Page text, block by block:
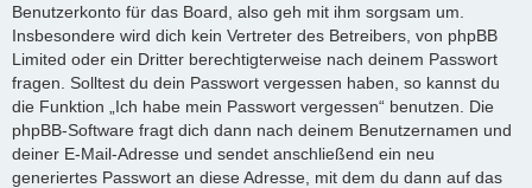
Benutzerkonto für das Board, also geh mit ihm sorgsam um.
Insbesondere wird dich kein Vertreter des Betreibers, von phpBB
Limited oder ein Dritter berechtigterweise nach deinem Passwort
fragen. Solltest du dein Passwort vergessen haben, so kannst du
die Funktion „Ich habe mein Passwort vergessen“ benutzen. Die
phpBB-Software fragt dich dann nach deinem Benutzernamen und
deiner E-Mail-Adresse und sendet anschließend ein neu
generiertes Passwort an diese Adresse, mit dem du dann auf das